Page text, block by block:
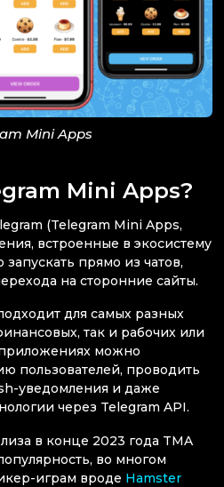
Mini Apps
Mini Apps?
(Telegram Mini Apps,
встроенные в экосистему
прямо из чатов,
на сторонние сайты.
для самых разных
так и рабочих или
можно
пользователей, проводить
уведомления и даже
через Telegram API.
в конце 2023 года TMA
во многом
играм вроде Hamster